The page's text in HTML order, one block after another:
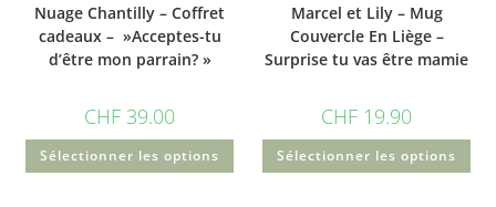
Nuage Chantilly – Coffret
cadeaux – »Acceptes-tu
d’être mon parrain? »
CHF 39.00
Sélectionner les options
Marcel et Lily – Mug
Couvercle En Liège –
Surprise tu vas être mamie
CHF 19.90
Sélectionner les options